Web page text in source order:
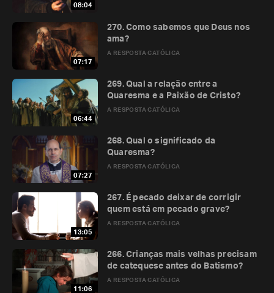
08:04
07:17
A RESPOSTA CATÓLICA
270. Como sabemos que Deus nos
ama?
06:44
A RESPOSTA CATÓLICA
269. Qual a relação entre a
Quaresma e a Paixão de Cristo?
07:27
A RESPOSTA CATÓLICA
268. Qual o significado da
Quaresma?
13:05
A RESPOSTA CATÓLICA
267. É pecado deixar de corrigir
quem está em pecado grave?
11:06
A RESPOSTA CATÓLICA
266. Crianças mais velhas precisam
de catequese antes do Batismo?